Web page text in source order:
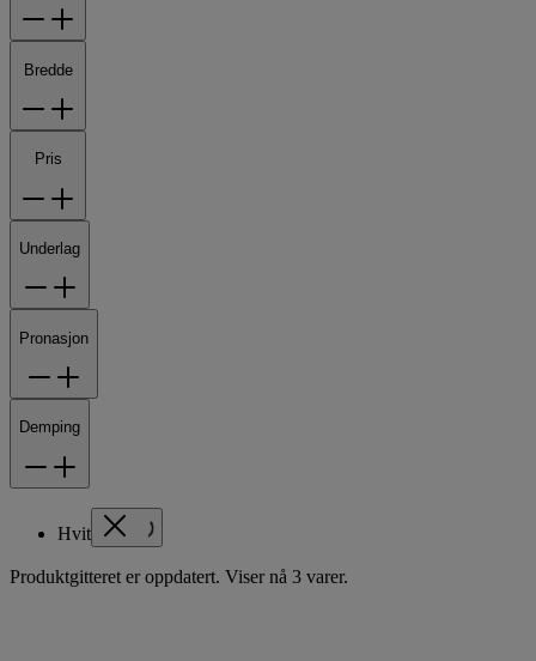
Bredde
Pris
Underlag
Pronasjon
Demping
Hvit
Produktgitteret er oppdatert. Viser nå 3 varer.